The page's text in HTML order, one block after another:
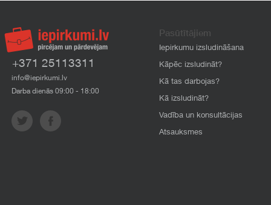
+371 25113311
info@iepirkumi.lv
Darba dienās 09:00 - 18:00
Pasūtītājiem
Iepirkumu izsludināšana
Kāpēc izsludināt?
Kā tas darbojas?
Kā izsludināt?
Vadība un konsultācijas
Atsauksmes